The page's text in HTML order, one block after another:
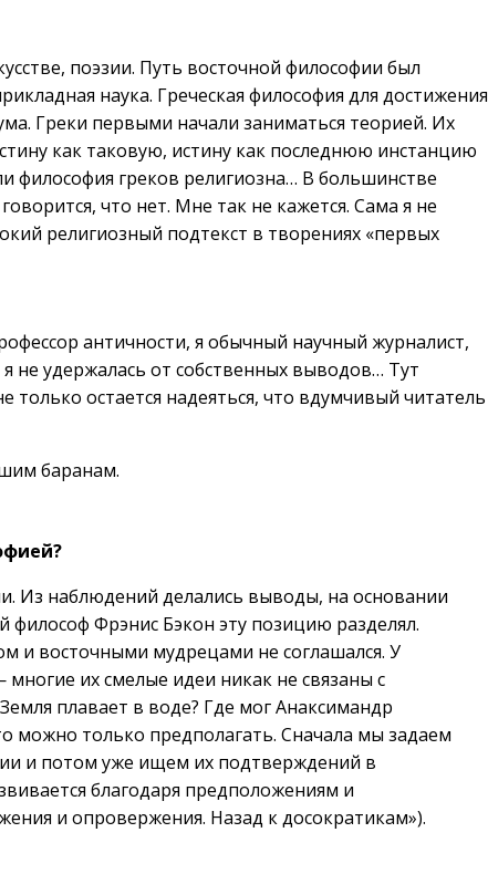
поэзии. Путь восточной философии был
наука. Греческая философия для достижения
Греки первыми начали заниматься теорией. Их
как таковую, истину как последнюю инстанцию
философия греков религиозна… В большинстве
что нет. Мне так не кажется. Сама я не
религиозный подтекст в творениях «первых
античности, я обычный научный журналист,
не удержалась от собственных выводов… Тут
остается надеяться, что вдумчивый читатель
баранам.
Из наблюдений делались выводы, на основании
философ Фрэнис Бэкон эту позицию разделял.
и восточными мудрецами не соглашался. У
их смелые идеи никак не связаны с
плавает в воде? Где мог Анаксимандр
можно только предполагать. Сначала мы задаем
и потом уже ищем их подтверждений в
благодаря предположениям и
и опровержения. Назад к досократикам»).